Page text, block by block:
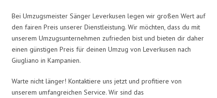
Bei Umzugsmeister Sänger Leverkusen legen wir großen Wert auf
den fairen Preis unserer Dienstleistung. Wir möchten, dass du mit
unserem Umzugsunternehmen zufrieden bist und bieten dir daher
einen günstigen Preis für deinen Umzug von Leverkusen nach
Giugliano in Kampanien.
Warte nicht länger! Kontaktiere uns jetzt und profitiere von
unserem umfangreichen Service. Wir sind das